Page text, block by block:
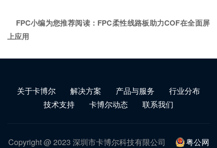
FPC小编为您推荐阅读： FPC柔性线路板助力COF在全面屏
上应用
关于卡博尔 解决方案 产品与服务
行业分布
技术支持
卡博尔动态 联系我们
Copyright @ 2023 深圳市卡博尔科技有限公司 粤公网